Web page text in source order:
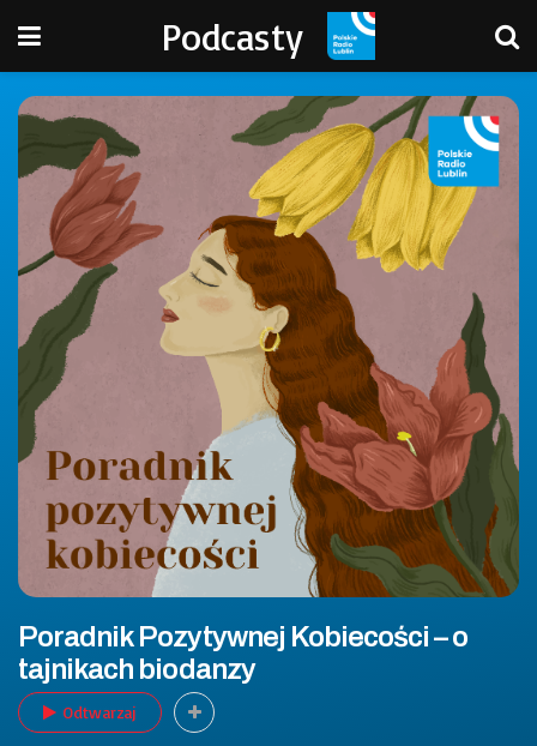
Podcasty
Poradnik Pozytywnej Kobiecości – o
tajnikach biodanzy
Odtwarzaj